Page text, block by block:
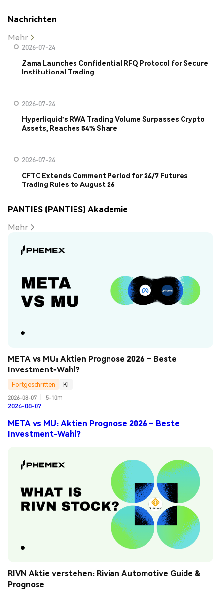
Nachrichten
Mehr
2026-07-24
Zama Launches Confidential RFQ Protocol for Secure
Institutional Trading
2026-07-24
Hyperliquid's RWA Trading Volume Surpasses Crypto
Assets, Reaches 54% Share
2026-07-24
CFTC Extends Comment Period for 24/7 Futures
Trading Rules to August 26
PANTIES (PANTIES) Akademie
Mehr
META vs MU: Aktien Prognose 2026 – Beste
Investment-Wahl?
Fortgeschritten
KI
2026-08-07
5-10m
2026-08-07
META vs MU: Aktien Prognose 2026 – Beste
Investment-Wahl?
RIVN Aktie verstehen: Rivian Automotive Guide &
Prognose